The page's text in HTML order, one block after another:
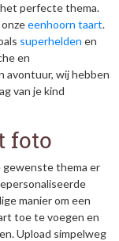
perfecte thema.
eenhoorn taart.
superhelden en
en
avontuur, wij hebben
van je kind
foto
gewenste thema er
manier om een
toe te voegen en
Upload simpelweg